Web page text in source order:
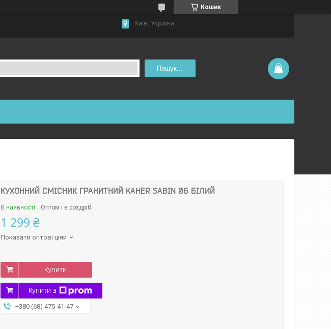
Кошик
Київ, Україна
Пошук...
КУХОННИЙ СМІСНИК ГРАНИТНИЙ KAHER SABIN 06 БІЛИЙ
В наявності Оптом і в роздріб
1 299 ₴
Показати оптові ціни
Купити
Купити з
+380 (68) 475-41-47